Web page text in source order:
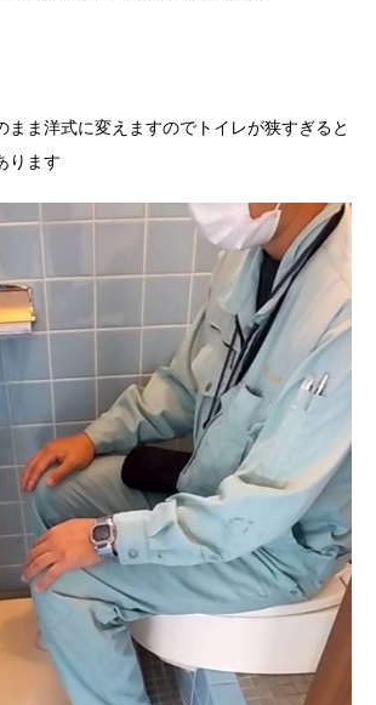
まま洋式に変えますのでトイレが狭すぎると
ります